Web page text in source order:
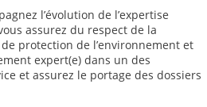
l’évolution de l’expertise
assurez du respect de la
protection de l’environnement et
expert(e) dans un des
et assurez le portage des dossiers